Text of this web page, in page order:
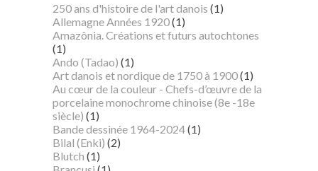
250 ans d'histoire de l'art danois (1)
Allemagne Années 1920(1)
Amazônia. Créations et futurs autochtones
(1)
Ando (Tadao) (1)
Art danois et nordique de 1750 à 1900(1)
Au cœur de la couleur - Chefs-d’œuvre de la
porcelaine monochrome chinoise (8e -18e
siècle) (1)
Bande dessinée 1964-2024(1)
Bilal (Enki) (2)
Blutch (1)